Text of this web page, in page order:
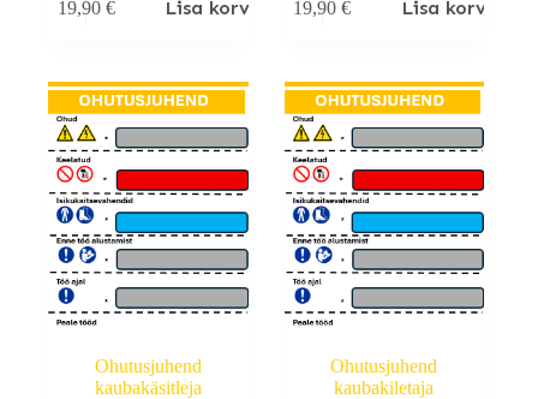
19,90 € Lisa korvi 19,90€ Lisa korvi
Ohutusjuhend
kaubakäsitleja
Ohutusjuhend
kaubakiletaja